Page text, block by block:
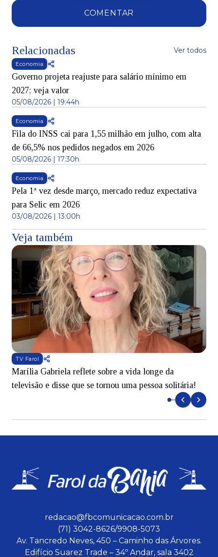
COMENTAR
Relacionadas Ver todos
Economia
Governo projeta reajuste para salário mínimo em
2027; veja valor
05/08/2026 | 19:44h
Economia
Fila do INSS cai para 1,55 milhão em julho, com alta
de 66,5% nos pedidos negados em 2026
05/08/2026 | 17:30h
Economia
Pela 1ª vez desde março, mercado reduz expectativa
para Selic em 2026
03/08/2026 | 13:00h
Veja também
TV Farol
Marília Gabriela reflete sobre a vida longe da
televisão e disse que se tornou uma pessoa solitária!
redacao@fbcomunicacao.com.br
(71) 3042-8626/9908-5073
Av. Tancredo Neves, 450 – Caminho das Árvores.
Edifício Suarez Trade – 34º Andar, sala 3402